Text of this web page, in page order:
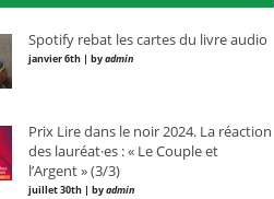
Spotify rebat les cartes du livre audio
janvier 6th | byadmin
Prix Lire dans le noir 2024. La réaction
des lauréat·es : « Le Couple et
l’Argent » (3/3)
juillet 30th | byadmin